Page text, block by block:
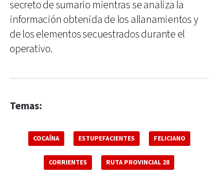
secreto de sumario mientras se analiza la
información obtenida de los allanamientos y
de los elementos secuestrados durante el
operativo.
Temas:
COCAÍNA ESTUPEFACIENTES FELICIANO
CORRIENTES RUTA PROVINCIAL 28